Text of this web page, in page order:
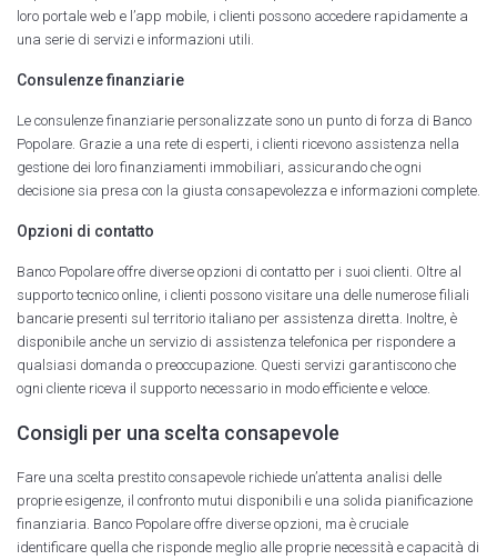
loro portale web e l’app mobile, i clienti possono accedere rapidamente a
una serie di servizi e informazioni utili.
Consulenze finanziarie
Le consulenze finanziarie personalizzate sono un punto di forza di Banco
Popolare. Grazie a una rete di esperti, i clienti ricevono assistenza nella
gestione dei loro finanziamenti immobiliari, assicurando che ogni
decisione sia presa con la giusta consapevolezza e informazioni complete.
Opzioni di contatto
Banco Popolare offre diverse opzioni di contatto per i suoi clienti. Oltre al
supporto tecnico online, i clienti possono visitare una delle numerose filiali
bancarie presenti sul territorio italiano per assistenza diretta. Inoltre, è
disponibile anche un servizio di assistenza telefonica per rispondere a
qualsiasi domanda o preoccupazione. Questi servizi garantiscono che
ogni cliente riceva il supporto necessario in modo efficiente e veloce.
Consigli per una scelta consapevole
Fare una scelta prestito consapevole richiede un’attenta analisi delle
proprie esigenze, il confronto mutui disponibili e una solida pianificazione
finanziaria. Banco Popolare offre diverse opzioni, ma è cruciale
identificare quella che risponde meglio alle proprie necessità e capacità di